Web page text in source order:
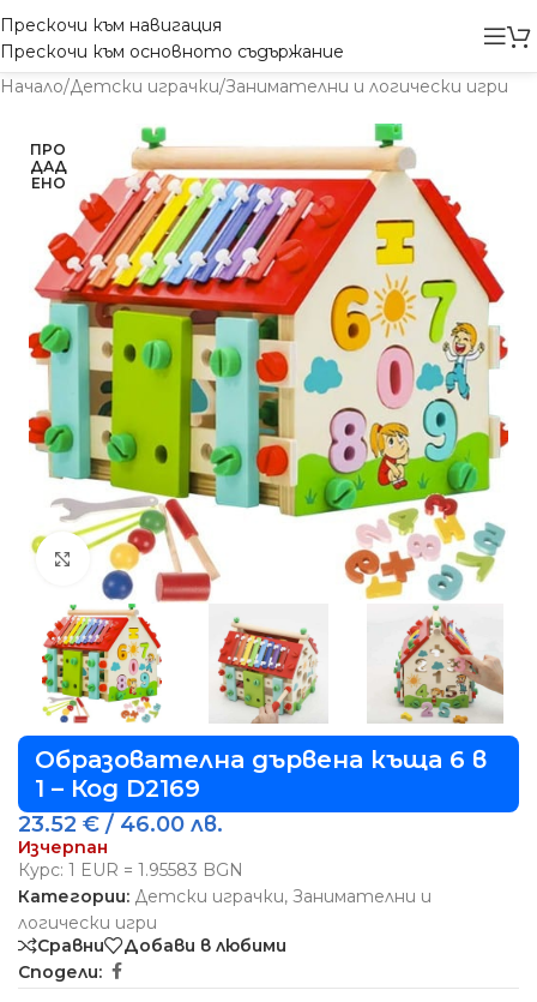
Прескочи към навигация
Прескочи към основното съдържание
Начало/Детски играчки/Занимателни и логически игри
ПРО
ДАД
ЕНО
Виж повече
Образователна дървена къща 6 в
1 – Код D2169
23.52 € / 46.00 лв.
Изчерпан
Курс: 1 EUR = 1.95583 BGN
Категории: Детски играчки, Занимателни и
логически игри
Сравни
Добави в любими
Сподели: